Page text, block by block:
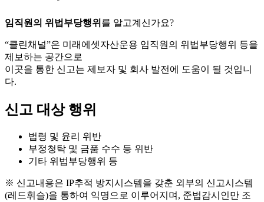
임직원의 위법부당행위 를 알고계신가요?
“클린채널”은 미래에셋자산운용 임직원의 위법부당행위 등을
제보하는 공간으로
이곳을 통한 신고는 제보자 및 회사 발전에 도움이 될 것입니
다.
신고 대상 행위
법령 및 윤리 위반
부정청탁 및 금품 수수 등 위반
기타 위법부당행위 등
※ 신고내용은 IP추적 방지시스템을 갖춘 외부의 신고시스템
(레드휘슬)을 통하여 익명으로 이루어지며, 준법감시인만 조